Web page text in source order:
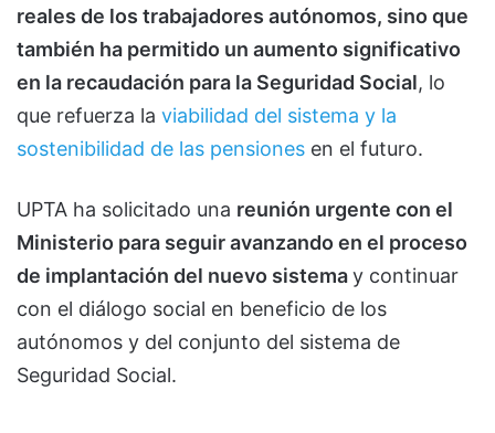
reales de los trabajadores autónomos, sino que
también ha permitido un aumento significativo
en la recaudación para la Seguridad Social, lo
que refuerza la viabilidad del sistema y la
sostenibilidad de las pensiones en el futuro.
UPTA ha solicitado una reunión urgente con el
Ministerio para seguir avanzando en el proceso
de implantación del nuevo sistemay continuar
con el diálogo social en beneficio de los
autónomos y del conjunto del sistema de
Seguridad Social.